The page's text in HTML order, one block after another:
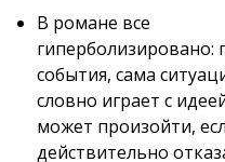
В романе все
гиперболизировано:
события, сама
словно играет с
может произойти,
действительно